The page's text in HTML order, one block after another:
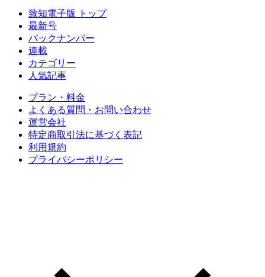
致知電子版 トップ
最新号
バックナンバー
連載
カテゴリー
人気記事
プラン・料金
よくある質問・お問い合わせ
運営会社
特定商取引法に基づく表記
利用規約
プライバシーポリシー